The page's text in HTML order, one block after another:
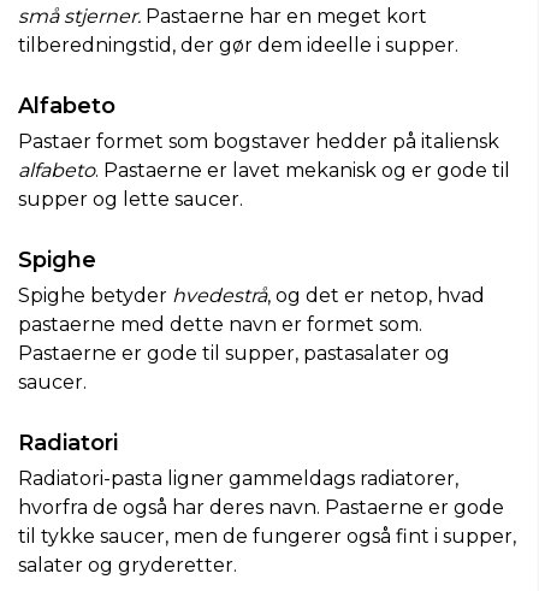
små stjerner. Pastaerne har en meget kort
tilberedningstid, der gør dem ideelle i supper.
Alfabeto
Pastaer formet som bogstaver hedder på italiensk
alfabeto. Pastaerne er lavet mekanisk og er gode til
supper og lette saucer.
Spighe
Spighe betyder hvedestrå, og det er netop, hvad
pastaerne med dette navn er formet som.
Pastaerne er gode til supper, pastasalater og
saucer.
Radiatori
Radiatori-pasta ligner gammeldags radiatorer,
hvorfra de også har deres navn. Pastaerne er gode
til tykke saucer, men de fungerer også fint i supper,
salater og gryderetter.